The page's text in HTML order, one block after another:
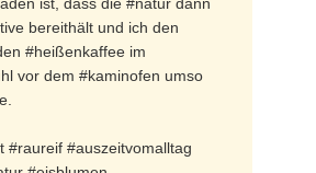
bereithält und ich den
#heißenkaffee im
vor dem #kaminofen umso
#raureif #auszeitvomalltag